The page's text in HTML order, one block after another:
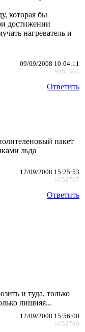
которая бы
достижении
нагреватель и
09/09/2008 10:04:11
#651364
Ответить
пакет
льда
12/09/2008 15:25:53
#652767
Ответить
и туда, только
лишняя...
12/09/2008 15:56:00
#652780